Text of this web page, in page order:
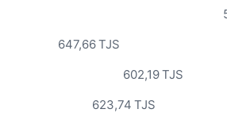
647,66 TJS
602,19 TJS
623,74 TJS